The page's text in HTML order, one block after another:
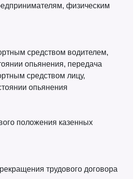
физическим
средством водителем,
опьянения, передача
средством лицу,
опьянения
положения казенных
трудового договора